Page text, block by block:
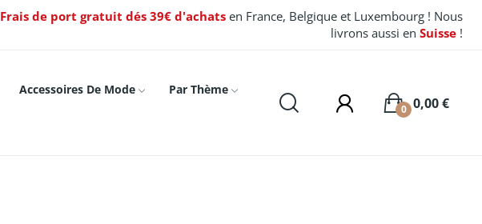
Frais de port gratuit dés 39€ d'achats en France, Belgique et Luxembourg ! Nous
livrons aussi enSuisse !
Accessoires De Mode
Par Thème
0,00 €
0